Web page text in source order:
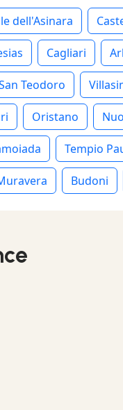
dell'Asinara
Cagliari
Teodoro
Oristano
Tempio
Budoni